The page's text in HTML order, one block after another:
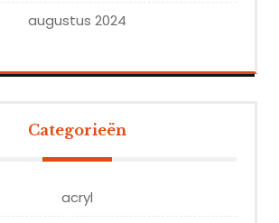
augustus 2024
Categorieën
acryl